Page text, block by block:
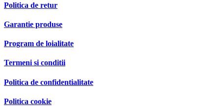
Politica de retur
Garantie produse
Program de loialitate
Termeni si conditii
Politica de confidentialitate
Politica cookie